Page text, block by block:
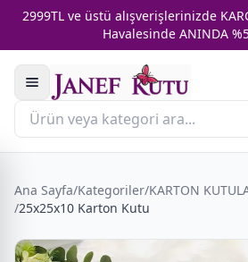
2999TL ve üstü alışverişlerinizde
Havalesinde ANINDA
Ana Sayfa/Kategoriler/KARTON
/25x25x10 Karton Kutu